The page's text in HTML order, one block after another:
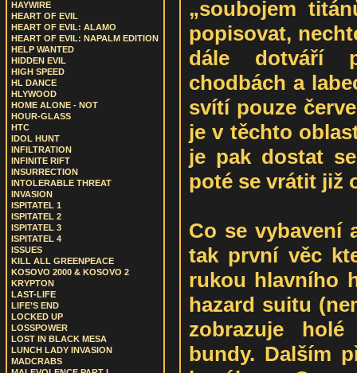
HAYWIRE
HEART OF EVIL
HEART OF EVIL: ALAMO
HEART OF EVIL: NAPALM EDITION
HELP WANTED
HIDDEN EVIL
HIGH SPEED
HL DANCE
HLYWOOD
HOME ALONE - NOT
HOUR-GLASS
HTC
IDOL HUNT
INFILTRATION
INFINITE RIFT
INSURRECTION
INTOLERABLE THREAT
INVASION
ISPITATEL 1
ISPITATEL 2
ISPITATEL 3
ISPITATEL 4
ISSUES
KILL ALL GREENPEACE
KOSOVO 2000 & KOSOVO 2
KRYPTON
LAST-LIFE
LIFE’S END
LOCKED UP
LOSSPOWER
LOST IN BLACK MESA
LUNCH LADY INVASION
MADCRABS
„soubojem
popisovat,
dále dotváří
chodbách a
svítí pouze
je v těchto
je pak dostat
poté se vrátit již
Co se vybavení
tak první věc
rukou hlavního
hazard suitu
zobrazuje
bundy. Dalším